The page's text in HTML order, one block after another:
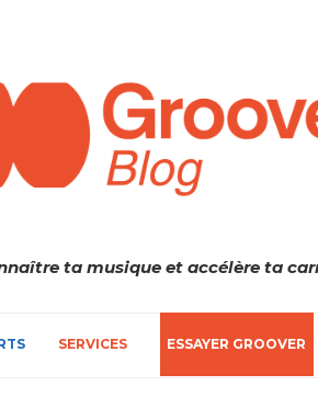
ta musique et accélère ta
SERVICES ESSAYER GROOVER